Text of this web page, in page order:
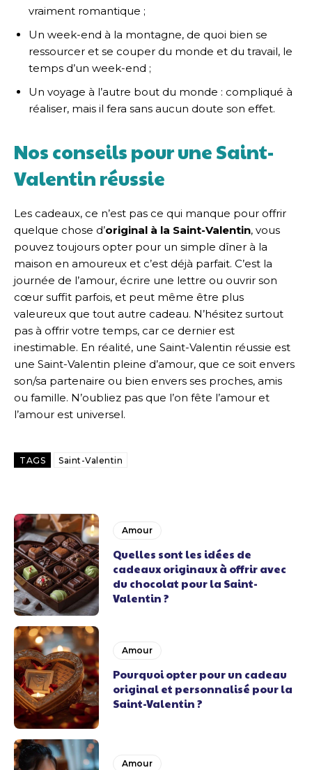
vraiment romantique ;
Un week-end à la montagne, de quoi bien se
ressourcer et se couper du monde et du travail, le
temps d’un week-end ;
Un voyage à l’autre bout du monde : compliqué à
réaliser, mais il fera sans aucun doute son effet.
Nos conseils pour une Saint-
Valentin réussie
Les cadeaux, ce n’est pas ce qui manque pour offrir
quelque chose d’original à la Saint-Valentin, vous
pouvez toujours opter pour un simple dîner à la
maison en amoureux et c’est déjà parfait. C’est la
journée de l’amour, écrire une lettre ou ouvrir son
cœur suffit parfois, et peut même être plus
valeureux que tout autre cadeau. N’hésitez surtout
pas à offrir votre temps, car ce dernier est
inestimable. En réalité, une Saint-Valentin réussie est
une Saint-Valentin pleine d’amour, que ce soit envers
son/sa partenaire ou bien envers ses proches, amis
ou famille. N’oubliez pas que l’on fête l’amour et
l’amour est universel.
TAGS Saint-Valentin
Amour
Quelles sont les idées de
cadeaux originaux à offrir avec
du chocolat pour la Saint-
Valentin ?
Amour
Pourquoi opter pour un cadeau
original et personnalisé pour la
Saint-Valentin ?
Amour